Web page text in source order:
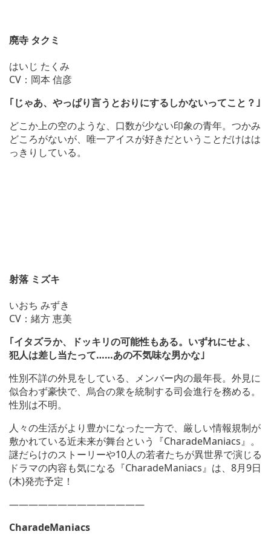
廃寺 タクミ
はいじ たくみ
CV：岡本 信彦
｢じゃあ、やっぱり言うとおりにするしかないってこと？｣
どこか上の空のような、口数が少ない印象の青年。つかみ
どころがないが、唯一アイスが好きだということだけはは
っきりしている。
射落 ミズキ
いおち みずき
CV：緒方 恵美
｢イタズラか、ドッキリの可能性もある。いずれにせよ、
犯人は差し当たって……あの不気味な男かな｣
性別不詳の外見をしている、メンバー内の最年長。外見に
似合わず豪快で、烏合の衆を統制する司会進行を務める。
性別は不明。
人々の生活がより豊かになった一方で、厳しい情報規制が
敷かれている近未来が舞台という『CharadeManiacs』。
謎だらけのストーリーや10人の若者たちが異世界で演じる
ドラマの内容も気になる『CharadeManiacs』は、8月9日
(木)発売予定！
——————————————
CharadeManiacs